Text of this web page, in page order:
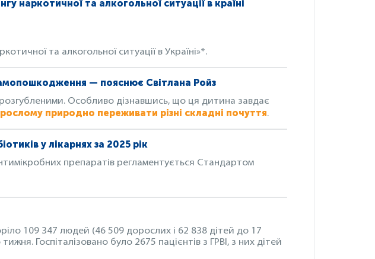
наркотичної та алкогольної ситуації в країні
та алкогольної ситуації в Україні»*.
— пояснює Світлана Ройз
Особливо дізнавшись, що ця дитина завдає
природно переживати різні складні почуття.
у лікарнях за 2025 рік
препаратів регламентується Стандартом
109 347 людей (46 509 дорослих і 62 838 дітей до 17
Госпіталізовано було 2675 пацієнтів з ГРВІ, з них дітей